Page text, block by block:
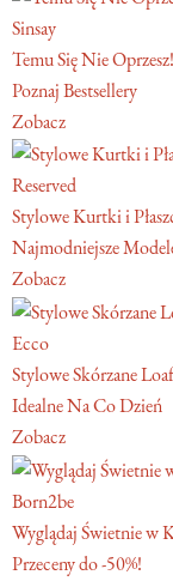
Sinsay
Temu Się Nie Oprzesz!
Poznaj Bestsellery
Zobacz
Reserved
Stylowe Kurtki i
Najmodniejsze
Zobacz
Ecco
Stylowe Skórzane
Idealne Na Co Dzień
Zobacz
Born2be
Wyglądaj Świetnie w
Przeceny do -50%!